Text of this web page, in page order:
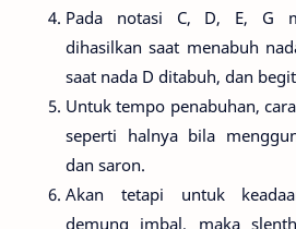
Pada notasi C, D, E, G
dihasilkan saat menabuh
saat nada D ditabuh, dan
Untuk tempo penabuhan,
seperti halnya bila
dan saron.
Akan tetapi untuk
demung imbal, maka